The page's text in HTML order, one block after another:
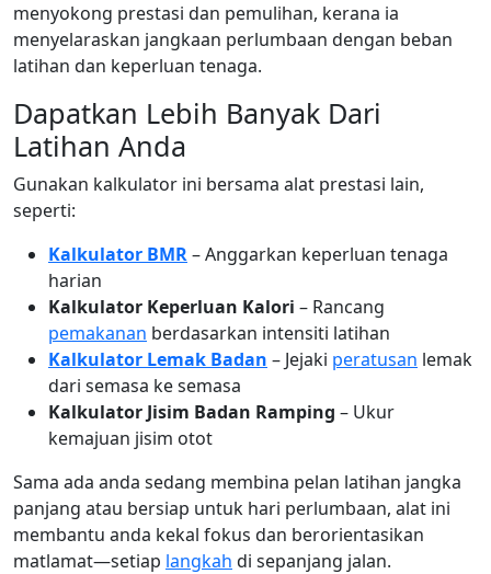
menyokong prestasi dan pemulihan, kerana ia
menyelaraskan jangkaan perlumbaan dengan beban
latihan dan keperluan tenaga.
Dapatkan Lebih Banyak Dari
Latihan Anda
Gunakan kalkulator ini bersama alat prestasi lain,
seperti:
Kalkulator BMR– Anggarkan keperluan tenaga
harian
Kalkulator Keperluan Kalori – Rancang
pemakanan berdasarkan intensiti latihan
Kalkulator Lemak Badan – Jejaki peratusan lemak
dari semasa ke semasa
Kalkulator Jisim Badan Ramping – Ukur
kemajuan jisim otot
Sama ada anda sedang membina pelan latihan jangka
panjang atau bersiap untuk hari perlumbaan, alat ini
membantu anda kekal fokus dan berorientasikan
matlamat—setiap langkah di sepanjang jalan.